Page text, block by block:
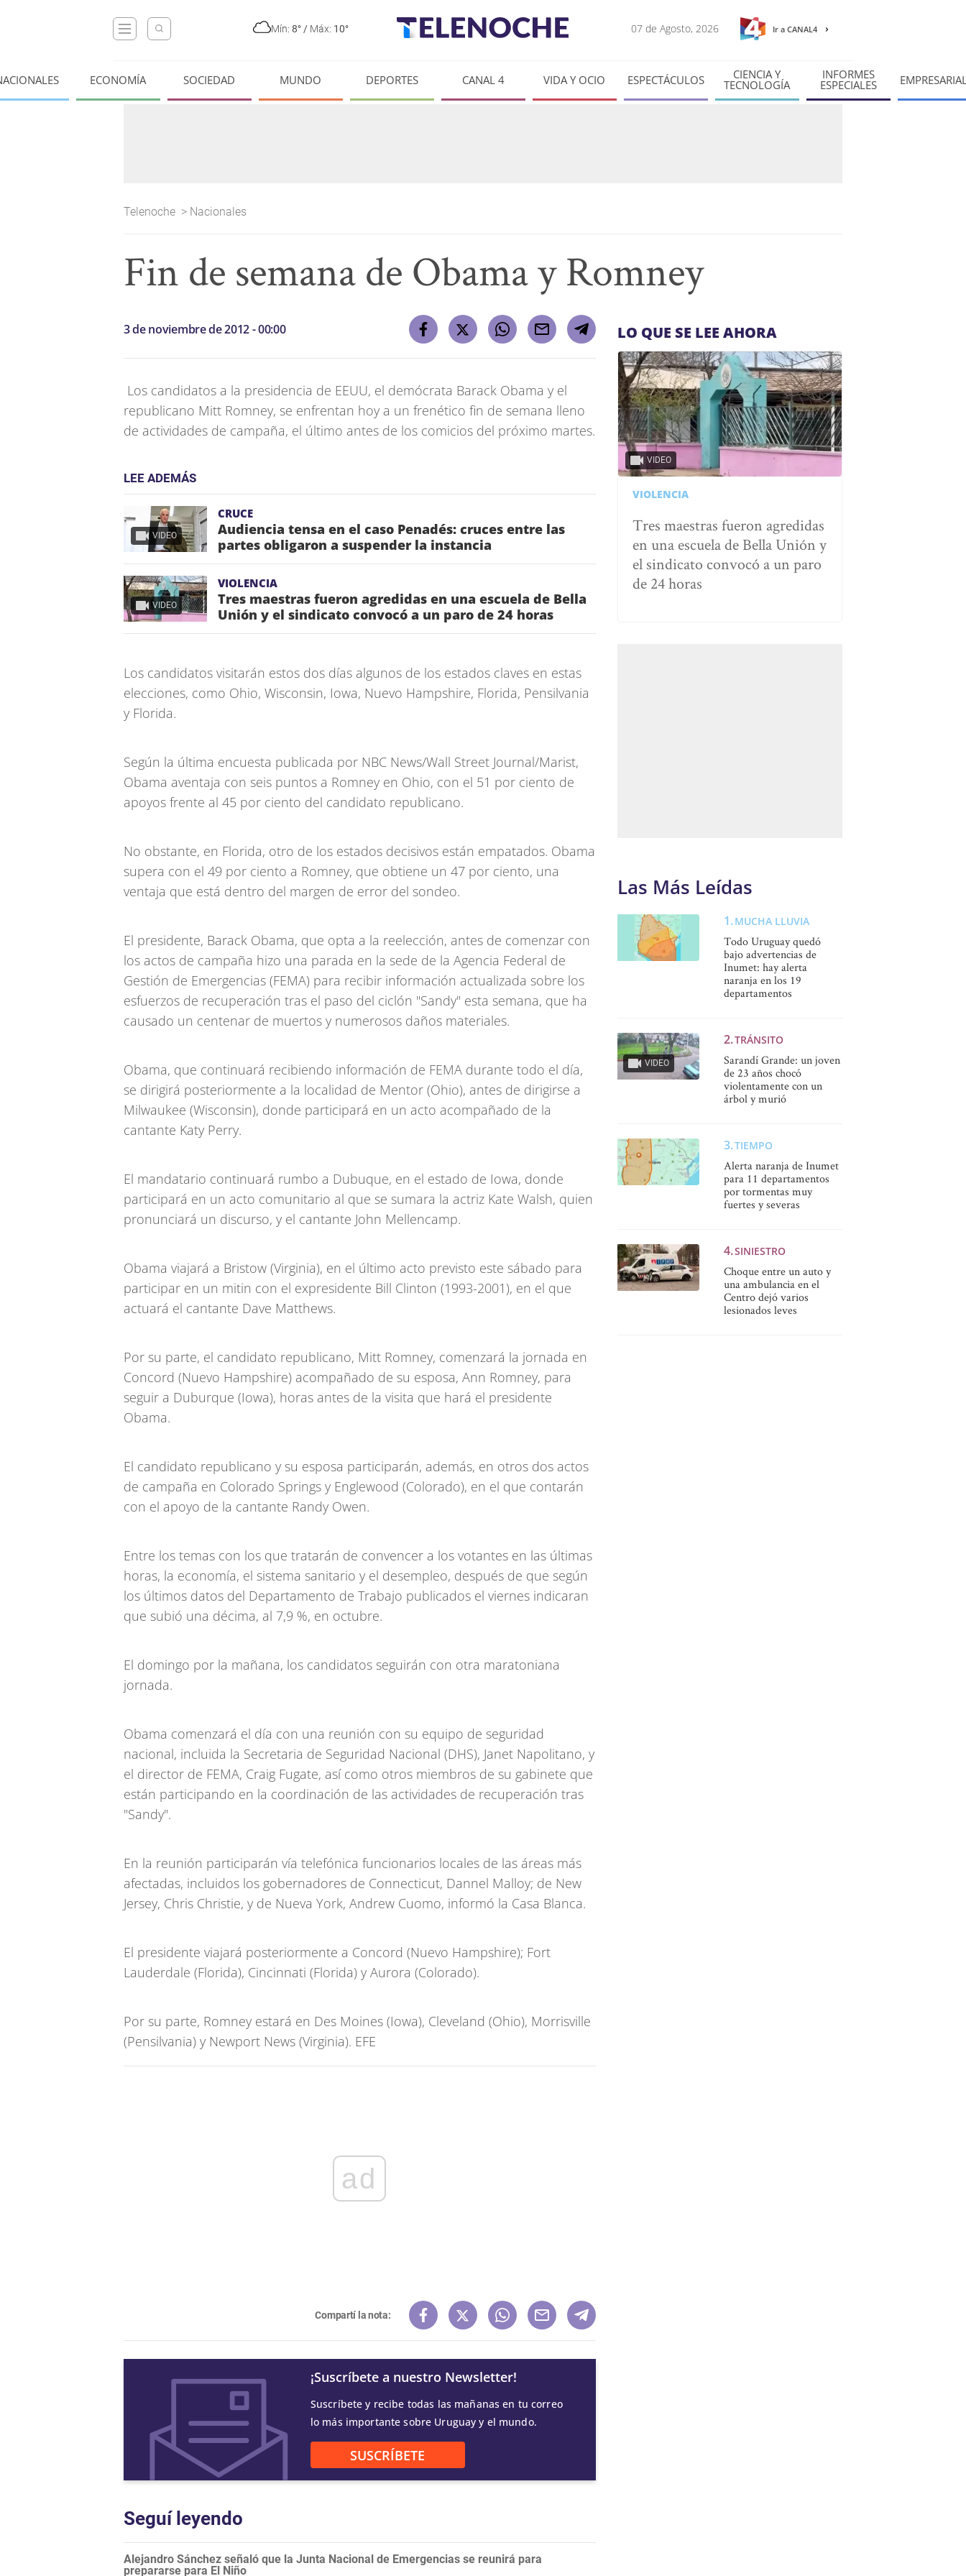
Mín: 8° / Máx: 10° 07 de Agosto, 2026 Ir a CANAL4
ECONOMÍA SOCIEDAD MUNDO DEPORTES CANAL 4 VIDA Y OCIO ESPECTÁCULOS CIENCIA Y
TECNOLOGÍA
INFORMES
ESPECIALES
Telenoche > Nacionales
Fin de semana de Obama y Romney
3 de noviembre de 2012 - 00:00
Los candidatos a la presidencia de EEUU, el demócrata Barack Obama y el
republicano Mitt Romney, se enfrentan hoy a un frenético fin de semana lleno
de actividades de campaña, el último antes de los comicios del próximo martes.
LEE ADEMÁS
VIDEO
CRUCE
Audiencia tensa en el caso Penadés: cruces entre las
partes obligaron a suspender la instancia
VIDEO
VIOLENCIA
Tres maestras fueron agredidas en una escuela de Bella
Unión y el sindicato convocó a un paro de 24 horas
Los candidatos visitarán estos dos días algunos de los estados claves en estas
elecciones, como Ohio, Wisconsin, Iowa, Nuevo Hampshire, Florida, Pensilvania
y Florida.
Según la última encuesta publicada por NBC News/Wall Street Journal/Marist,
Obama aventaja con seis puntos a Romney en Ohio, con el 51 por ciento de
apoyos frente al 45 por ciento del candidato republicano.
No obstante, en Florida, otro de los estados decisivos están empatados. Obama
supera con el 49 por ciento a Romney, que obtiene un 47 por ciento, una
ventaja que está dentro del margen de error del sondeo.
El presidente, Barack Obama, que opta a la reelección, antes de comenzar con
los actos de campaña hizo una parada en la sede de la Agencia Federal de
Gestión de Emergencias (FEMA) para recibir información actualizada sobre los
esfuerzos de recuperación tras el paso del ciclón "Sandy" esta semana, que ha
causado un centenar de muertos y numerosos daños materiales.
Obama, que continuará recibiendo información de FEMA durante todo el día,
se dirigirá posteriormente a la localidad de Mentor (Ohio), antes de dirigirse a
Milwaukee (Wisconsin), donde participará en un acto acompañado de la
cantante Katy Perry.
El mandatario continuará rumbo a Dubuque, en el estado de Iowa, donde
participará en un acto comunitario al que se sumara la actriz Kate Walsh, quien
pronunciará un discurso, y el cantante John Mellencamp.
Obama viajará a Bristow (Virginia), en el último acto previsto este sábado para
participar en un mitin con el expresidente Bill Clinton (1993-2001), en el que
actuará el cantante Dave Matthews.
Por su parte, el candidato republicano, Mitt Romney, comenzará la jornada en
Concord (Nuevo Hampshire) acompañado de su esposa, Ann Romney, para
seguir a Duburque (Iowa), horas antes de la visita que hará el presidente
Obama.
El candidato republicano y su esposa participarán, además, en otros dos actos
de campaña en Colorado Springs y Englewood (Colorado), en el que contarán
con el apoyo de la cantante Randy Owen.
Entre los temas con los que tratarán de convencer a los votantes en las últimas
horas, la economía, el sistema sanitario y el desempleo, después de que según
los últimos datos del Departamento de Trabajo publicados el viernes indicaran
que subió una décima, al 7,9 %, en octubre.
El domingo por la mañana, los candidatos seguirán con otra maratoniana
jornada.
Obama comenzará el día con una reunión con su equipo de seguridad
nacional, incluida la Secretaria de Seguridad Nacional (DHS), Janet Napolitano, y
el director de FEMA, Craig Fugate, así como otros miembros de su gabinete que
están participando en la coordinación de las actividades de recuperación tras
"Sandy".
En la reunión participarán vía telefónica funcionarios locales de las áreas más
afectadas, incluidos los gobernadores de Connecticut, Dannel Malloy; de New
Jersey, Chris Christie, y de Nueva York, Andrew Cuomo, informó la Casa Blanca.
El presidente viajará posteriormente a Concord (Nuevo Hampshire); Fort
Lauderdale (Florida), Cincinnati (Florida) y Aurora (Colorado).
Por su parte, Romney estará en Des Moines (Iowa), Cleveland (Ohio), Morrisville
(Pensilvania) y Newport News (Virginia). EFE
ad
Compartí la nota:
¡Suscríbete a nuestro Newsletter!
Suscríbete y recibe todas las mañanas en tu correo
lo más importante sobre Uruguay y el mundo.
SUSCRÍBETE
Seguí leyendo
Alejandro Sánchez señaló que la Junta Nacional de Emergencias se reunirá para
prepararse para El Niño
LO QUE SE LEE AHORA
VIDEO
VIOLENCIA
Tres maestras fueron agredidas
en una escuela de Bella Unión y
el sindicato convocó a un paro
de 24 horas
Las Más Leídas
MUCHA LLUVIA
Todo Uruguay quedó
bajo advertencias de
Inumet: hay alerta
naranja en los 19
departamentos
VIDEO
TRÁNSITO
Sarandí Grande: un joven
de 23 años chocó
violentamente con un
árbol y murió
TIEMPO
Alerta naranja de Inumet
para 11 departamentos
por tormentas muy
fuertes y severas
SINIESTRO
Choque entre un auto y
una ambulancia en el
Centro dejó varios
lesionados leves